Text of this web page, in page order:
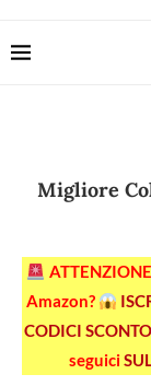
Migliore
Amazon?
CODICI
seguici